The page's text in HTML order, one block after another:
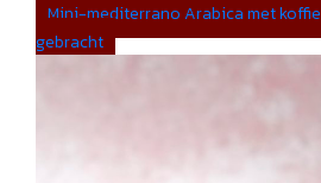
Mini-mediterrano Arabica met
gebracht